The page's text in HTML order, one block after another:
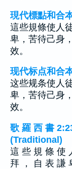
現代標點和合
這些規條使人
卑，苦待己身
效。
现代标点和合
这些规条使人
卑，苦待己身
效。
歌 羅 西 書
(Traditional)
這 些 規 條 使
拜 ， 自 表 謙